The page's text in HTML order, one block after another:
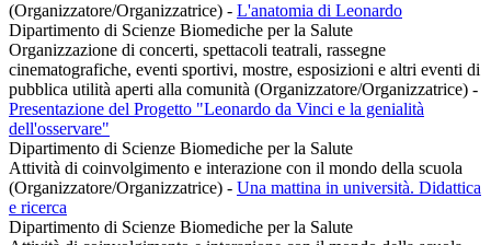
(Organizzatore/Organizzatrice) - L'anatomia di Leonardo
Dipartimento di Scienze Biomediche per la Salute
Organizzazione di concerti, spettacoli teatrali, rassegne
cinematografiche, eventi sportivi, mostre, esposizioni e altri eventi di
pubblica utilità aperti alla comunità (Organizzatore/Organizzatrice) -
Presentazione del Progetto "Leonardo da Vinci e la genialità
dell'osservare"
Dipartimento di Scienze Biomediche per la Salute
Attività di coinvolgimento e interazione con il mondo della scuola
(Organizzatore/Organizzatrice) - Una mattina in università. Didattica
e ricerca
Dipartimento di Scienze Biomediche per la Salute